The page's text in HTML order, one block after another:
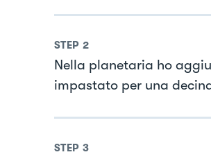
STEP 2
Nella planetaria ho
impastato per una
STEP 3